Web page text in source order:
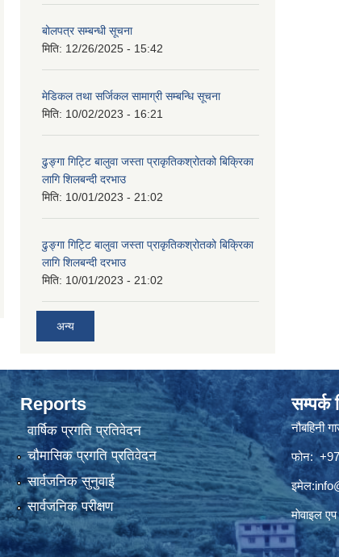
बोलपत्र सम्बन्धी सूचना
मिति: 12/26/2025 - 15:42
मेडिकल तथा सर्जिकल सामाग्री सम्बन्धि सूचना
मिति: 10/02/2023 - 16:21
ढुङ्गा गिट्टि बालुवा जस्ता प्राकृतिकश्रोतको बिक्रिका
लागि शिलबन्दी दरभाउ
मिति: 10/01/2023 - 21:02
ढुङ्गा गिट्टि बालुवा जस्ता प्राकृतिकश्रोतको बिक्रिका
लागि शिलबन्दी दरभाउ
मिति: 10/01/2023 - 21:02
अन्य
Reports
वार्षिक प्रगति प्रतिवेदन
चौमासिक प्रगति प्रतिवेदन
सार्वजनिक सुनुवाई
सार्वजनिक परीक्षण
सम्पर्क
नौबहिनी
फोन:
इमेल:
माेवाइल एप